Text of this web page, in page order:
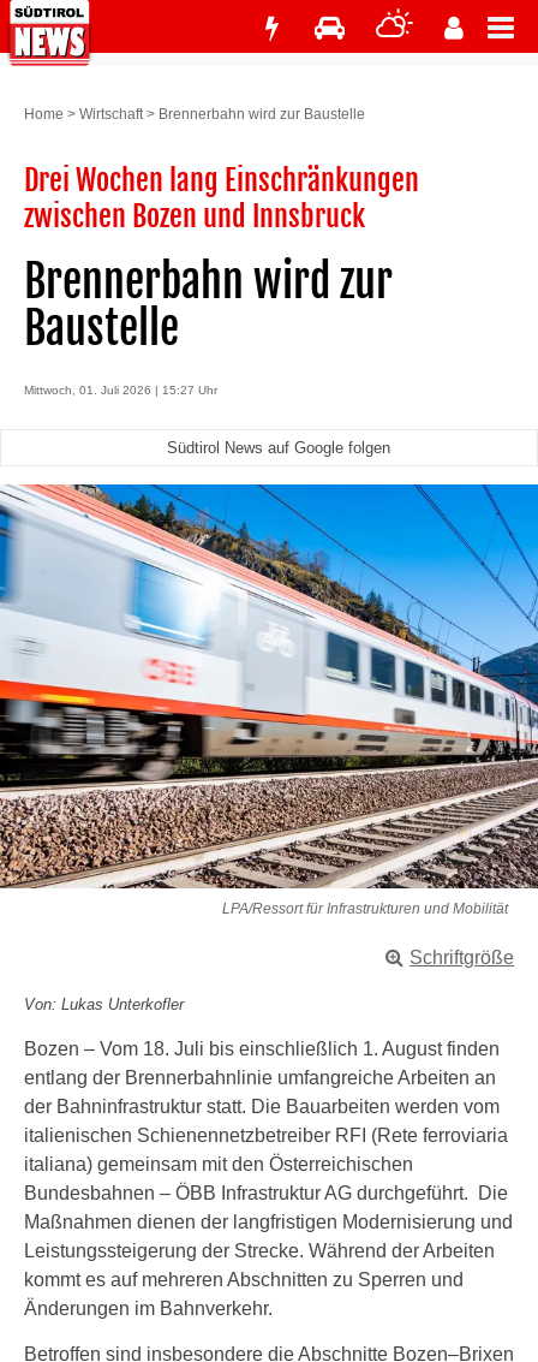
Home > Wirtschaft> Brennerbahn wird zur Baustelle
Drei Wochen lang Einschränkungen
zwischen Bozen und Innsbruck
Brennerbahn wird zur
Baustelle
Mittwoch, 01. Juli 2026 | 15:27 Uhr
Südtirol News auf Google folgen
LPA/Ressort für Infrastrukturen und Mobilität
Schriftgröße
Von: Lukas Unterkofler
Bozen – Vom 18. Juli bis einschließlich 1. August finden
entlang der Brennerbahnlinie umfangreiche Arbeiten an
der Bahninfrastruktur statt. Die Bauarbeiten werden vom
italienischen Schienennetzbetreiber RFI (Rete ferroviaria
italiana) gemeinsam mit den Österreichischen
Bundesbahnen – ÖBB Infrastruktur AG durchgeführt. Die
Maßnahmen dienen der langfristigen Modernisierung und
Leistungssteigerung der Strecke. Während der Arbeiten
kommt es auf mehreren Abschnitten zu Sperren und
Änderungen im Bahnverkehr.
Betroffen sind insbesondere die Abschnitte Bozen–Brixen